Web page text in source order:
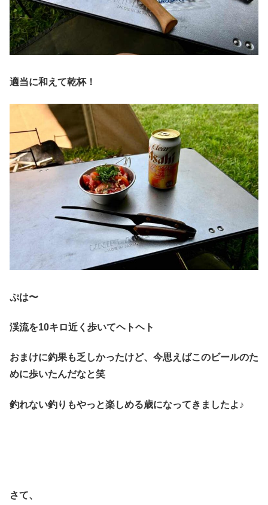
適当に和えて乾杯！
ぷは〜
渓流を10キロ近く歩いてヘトヘト
おまけに釣果も乏しかったけど、今思えばこのビールのた
めに歩いたんだなと笑
釣れない釣りもやっと楽しめる歳になってきましたよ♪
さて、